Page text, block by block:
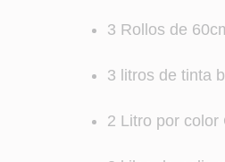
3 Rollos de
3 litros de tinta
2 Litro por color